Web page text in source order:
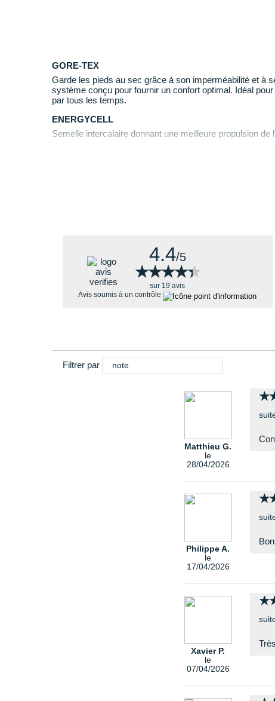
GORE-TEX
Garde les pieds au sec grâce à son imperméabilité et à
système conçu pour fournir un confort optimal. Idéal
par tous les temps.
ENERGYCELL
Semelle intercalaire donnant une meilleure propulsion de
4.4/5
★★★★★
★★★★★
sur 19 avis
Avis soumis à un contrôle
Filtrer par note
Matthieu G.
le
28/04/2026
Philippe A.
le
17/04/2026
Xavier P.
le
07/04/2026